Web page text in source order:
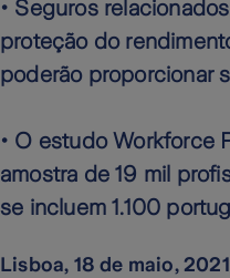
• Seguros
proteção do
poderão proporcionar
• O estudo Workforce
amostra de 19 mil
se incluem 1.100
Lisboa, 18 de maio, 2021